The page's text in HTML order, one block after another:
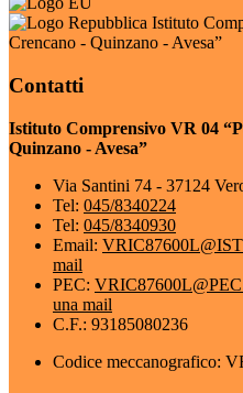
Istituto
Crencano - Quinzano - Avesa”
Contatti
Istituto Comprensivo VR 04
Quinzano - Avesa”
Via Santini 74 - 37124
Tel: 045/8340224
Tel: 045/8340930
Email:
mail
PEC:
una mail
C.F.: 93185080236
Codice meccanografico: